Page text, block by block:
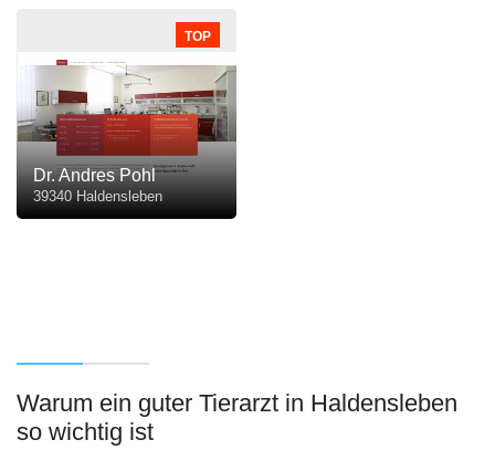
TOP
Dr. Andres Pohl
39340 Haldensleben
Warum ein guter Tierarzt in Haldensleben
so wichtig ist